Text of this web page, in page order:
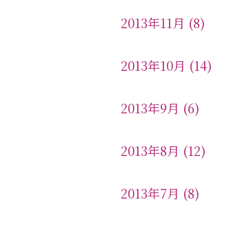
2013年11月 (8)
2013年10月 (14)
2013年9月 (6)
2013年8月 (12)
2013年7月 (8)